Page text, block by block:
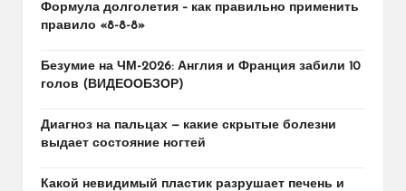
Формула долголетия – как правильно применить
правило «8-8-8»
Безумие на ЧМ-2026: Англия и Франция забили 10
голов (ВИДЕООБЗОР)
Диагноз на пальцах — какие скрытые болезни
выдает состояние ногтей
Какой невидимый пластик разрушает печень и